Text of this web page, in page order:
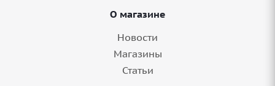
О магазине
Новости
Магазины
Статьи